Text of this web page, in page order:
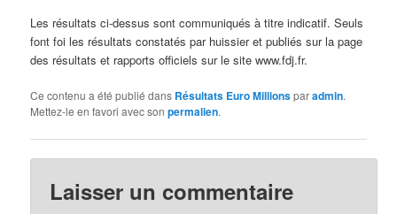
Les résultats ci-dessus sont communiqués à titre indicatif. Seuls
font foi les résultats constatés par huissier et publiés sur la page
des résultats et rapports officiels sur le site www.fdj.fr.
Ce contenu a été publié dans Résultats Euro Millionsparadmin.
Mettez-le en favori avec sonpermalien.
Laisser un commentaire